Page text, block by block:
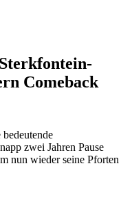
Comeback
zwei Jahren Pause
nun wieder seine Pforten